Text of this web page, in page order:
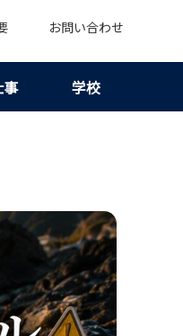
お問い合わせ
学校
ない見方を